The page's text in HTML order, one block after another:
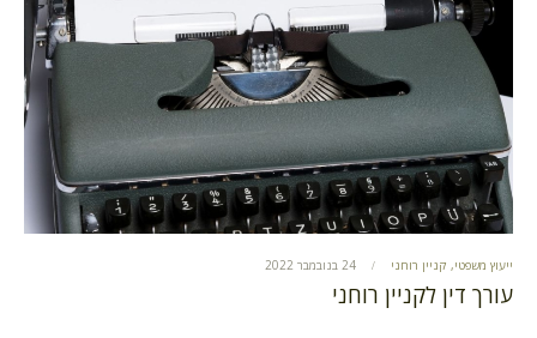
ייעוץ משפטי, קניין רוחני 24 בנובמבר 2022
עורך דין לקניין רוחני